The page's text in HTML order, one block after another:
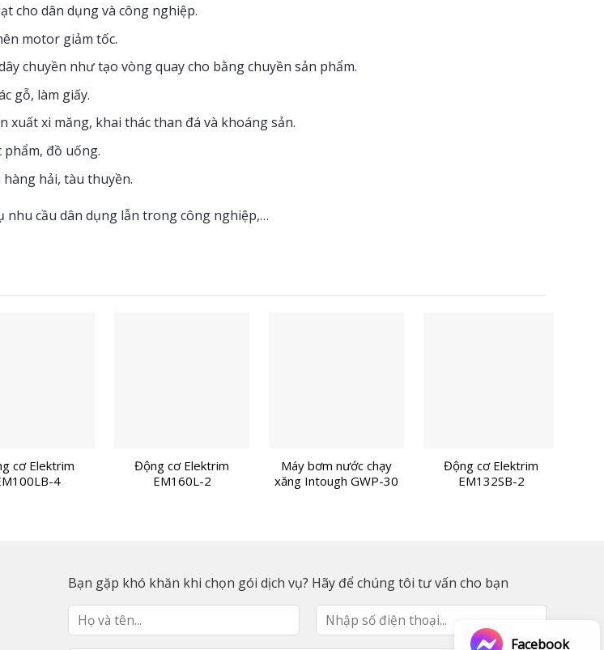
cho dân dụng và công nghiệp.
motor giảm tốc.
chuyền như tạo vòng quay cho bằng chuyền sản phẩm.
gỗ, làm giấy.
xuất xi măng, khai thác than đá và khoáng sản.
đồ uống.
hải, tàu thuyền.
nhu cầu dân dụng lẫn trong công nghiệp,…
cơ Elektrim
4
Động cơ Elektrim
EM160L-2
Máy bơm nước chạy
xăng Intough GWP-30
Động cơ Elektrim
EM132SB-2
Bạn gặp khó khăn khi chọn gói dịch vụ? Hãy để chúng tôi tư vấn cho bạn
Facebook